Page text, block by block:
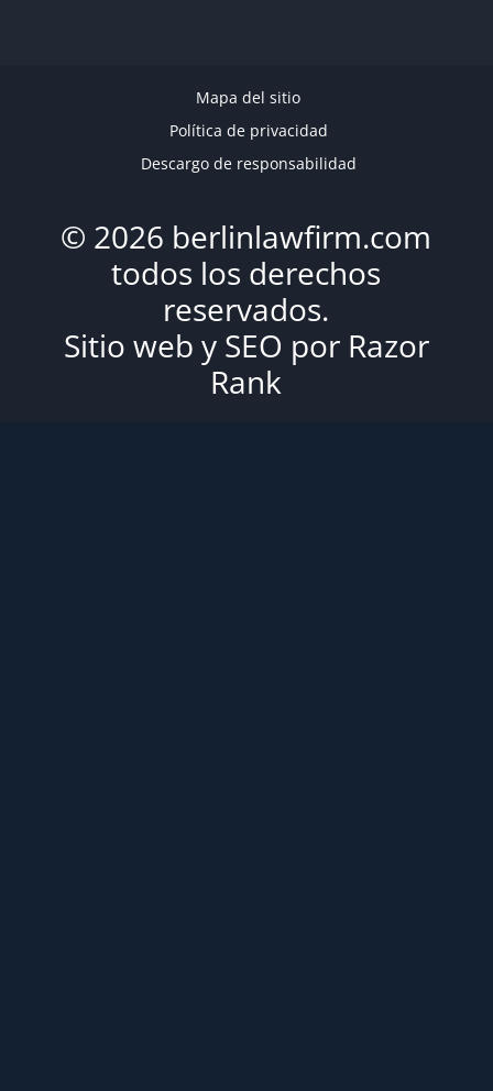
Mapa del sitio
Política de privacidad
Descargo de responsabilidad
© 2026 berlinlawfirm.com
todos los derechos
reservados.
Sitio web y SEO por Razor
Rank